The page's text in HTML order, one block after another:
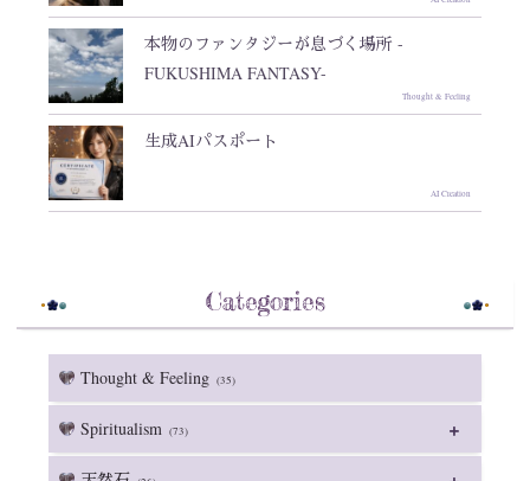
本物のファンタジーが息づく場所 -
FUKUSHIMA FANTASY-
Thought & Feeling
生成AIパスポート
AI Creation
Categories
Thought & Feeling (35)
Spiritualism (73)